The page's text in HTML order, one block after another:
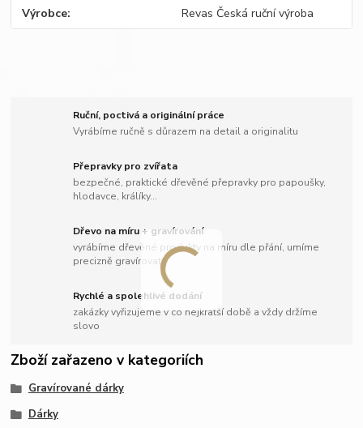
Výrobce Revas Česká ruční výroba
Ruční, poctivá a originální práce
Vyrábíme ručně s důrazem na detail a originalitu
Přepravky pro zvířata
bezpečné, praktické dřevěné přepravky pro papoušky,
hlodavce, králíky...
Dřevo na míru + gravírování
vyrábíme dřevěné produkty na míru dle přání, umíme
precizně gravírovat
Rychlé a spolehlivé dodání
zakázky vyřizujeme v co nejkratší době a vždy držíme
slovo
Zboží zařazeno v kategoriích
Gravírované dárky
Dárky